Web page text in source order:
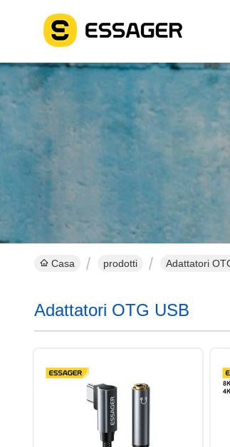
Casa prodotti Adattatori
Adattatori OTG USB